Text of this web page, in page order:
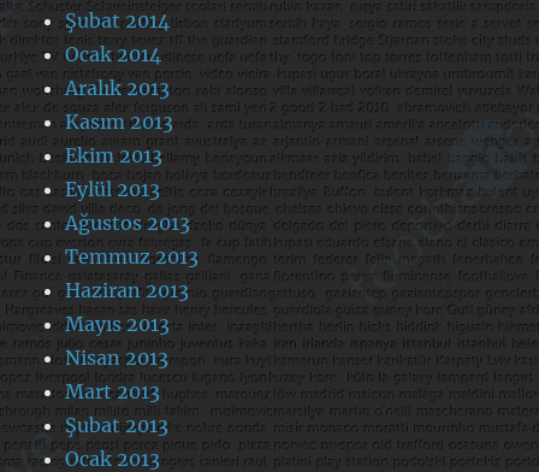
Şubat 2014
Ocak 2014
Aralık 2013
Kasım 2013
Ekim 2013
Eylül 2013
Ağustos 2013
Temmuz 2013
Haziran 2013
Mayıs 2013
Nisan 2013
Mart 2013
Şubat 2013
Ocak 2013